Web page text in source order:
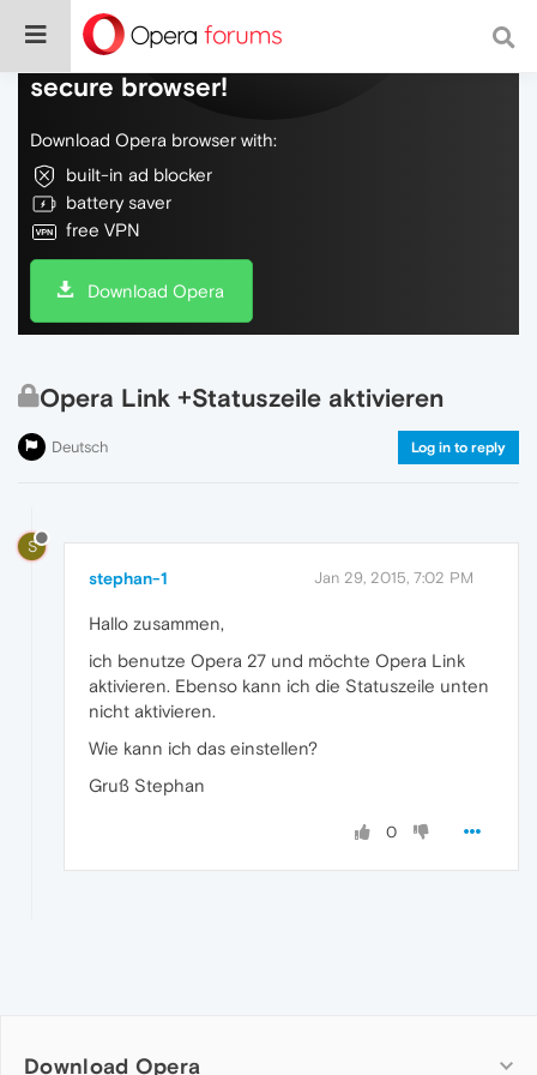
Do more on the web, with a fast and
secure browser!
Download Opera browser with:
built-in ad blocker
battery saver
free VPN
Download Opera
Opera Link +Statuszeile aktivieren
Deutsch Log in to reply
S
stephan-1 Jan 29, 2015, 7:02 PM
Hallo zusammen,
ich benutze Opera 27 und möchte Opera Link
aktivieren. Ebenso kann ich die Statuszeile unten
nicht aktivieren.
Wie kann ich das einstellen?
Gruß Stephan
0
Download Opera